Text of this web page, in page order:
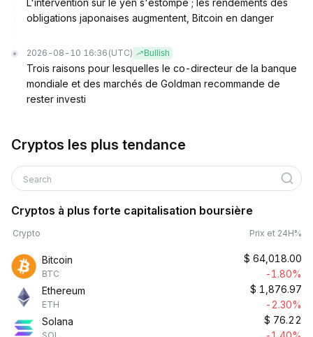
L'intervention sur le yen s'estompe ; les rendements des
obligations japonaises augmentent, Bitcoin en danger
2026-08-10 16:36 (UTC) Bullish
Trois raisons pour lesquelles le co-directeur de la banque
mondiale et des marchés de Goldman recommande de
rester investi
Cryptos les plus tendance
Search
Cryptos à plus forte capitalisation boursière
Crypto Prix et 24H%
Bitcoin
BTC
$ 64,018.00
-1.80%
Ethereum
ETH
$ 1,876.97
-2.30%
Solana
$ 76.22